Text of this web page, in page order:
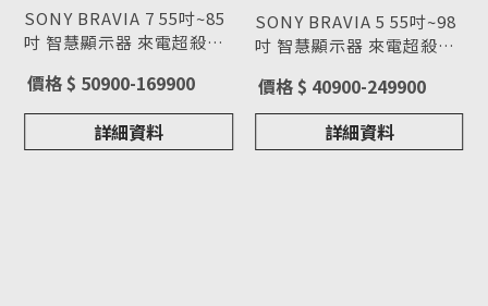
SONY BRAVIA 7 55吋~85
吋 智慧顯示器 來電超殺價
價格 $ 50900-169900
詳細資料
SONY BRAVIA 5 55吋~98
吋 智慧顯示器 來電超殺價
價格 $ 40900-249900
詳細資料